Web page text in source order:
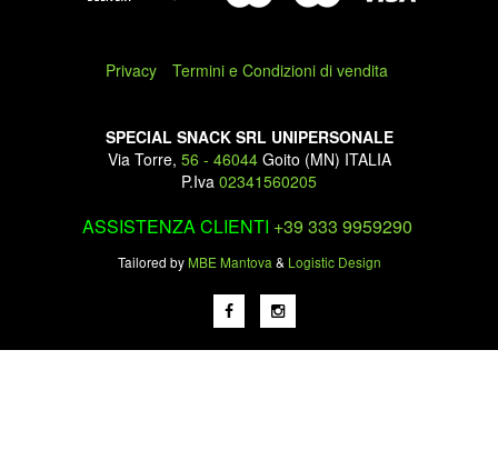
Privacy Termini e Condizioni di vendita
SPECIAL SNACK SRL UNIPERSONALE
Via Torre, 56 - 46044Goito (MN) ITALIA
P.Iva 02341560205
ASSISTENZA CLIENTI +39 333 9959290
Tailored by MBE Mantova & Logistic Design